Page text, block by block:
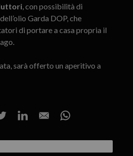
, con possibilità di
Garda DOP, che
di portare a casa propria il
sarà offerto un aperitivo a